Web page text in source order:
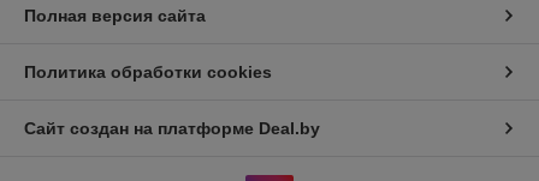
Полная версия сайта
Политика обработки cookies
Сайт создан на платформе Deal.by